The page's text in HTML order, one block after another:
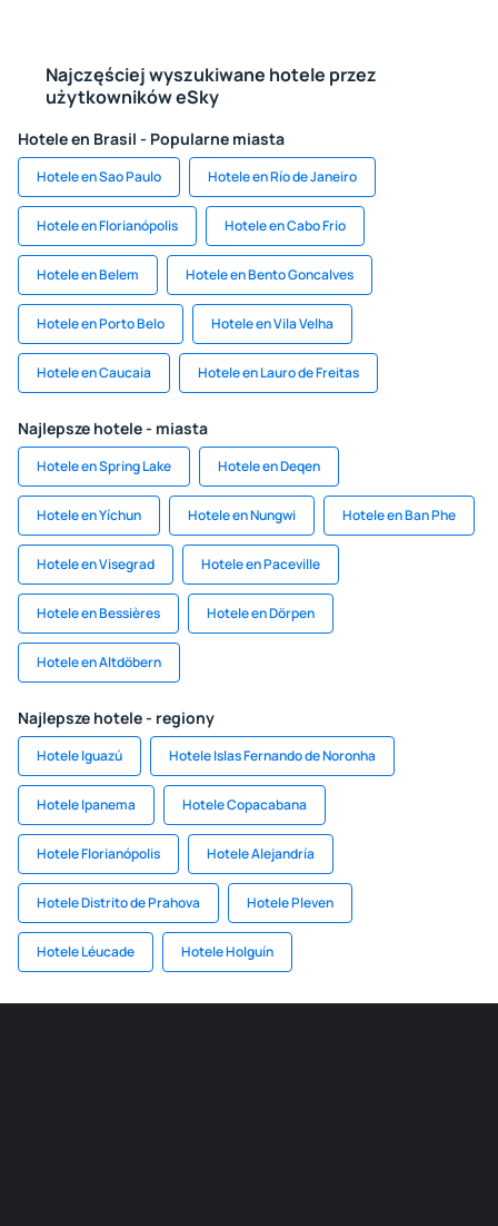
Najczęściej wyszukiwane hotele przez
użytkowników eSky
Hotele en Brasil - Popularne miasta
Hotele en Sao Paulo Hotele en Río de Janeiro
Hotele en Florianópolis Hotele en Cabo Frio
Hotele en Belem Hotele en Bento Goncalves
Hotele en Porto Belo Hotele en Vila Velha
Hotele en Caucaia Hotele en Lauro de Freitas
Najlepsze hotele - miasta
Hotele en Spring Lake Hotele en Deqen
Hotele en Yíchun Hotele en Nungwi Hotele en Ban Phe
Hotele en Visegrad Hotele en Paceville
Hotele en Bessières Hotele en Dörpen
Hotele en Altdöbern
Najlepsze hotele - regiony
Hotele Iguazú Hotele Islas Fernando de Noronha
Hotele Ipanema Hotele Copacabana
Hotele Florianópolis Hotele Alejandría
Hotele Distrito de Prahova Hotele Pleven
Hotele Léucade Hotele Holguín